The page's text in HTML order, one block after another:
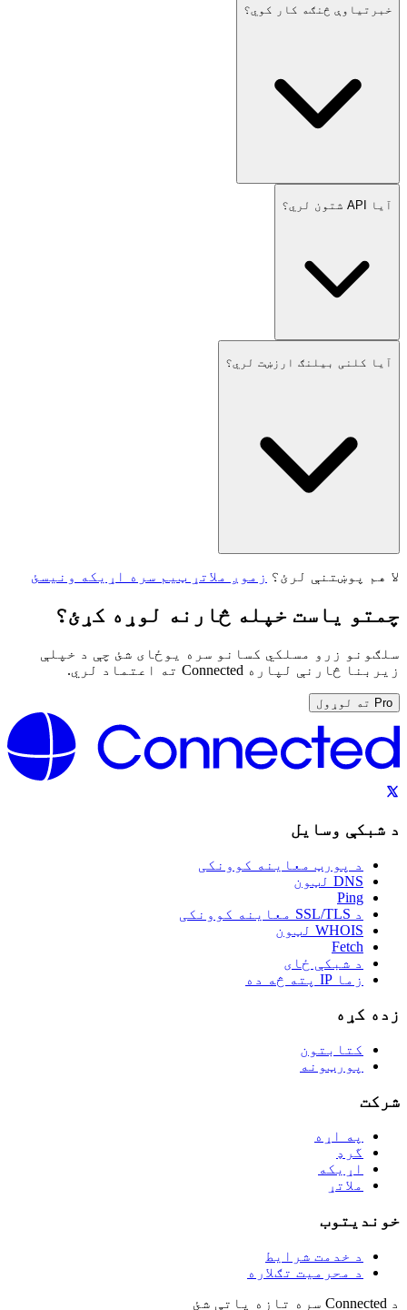
خبرتیاوې څنګه کار کوي؟
آیا API شتون لري؟
آیا کلنی بیلنګ ارزښت لري؟
لا هم پوښتنې لرئ؟ زموږ ملاتړ ټیم سره اړیکه ونیسئ
چمتو یاست خپله څارنه لوړه کړئ؟
سلګونو زرو مسلکي کسانو سره یوځای شئ چې د خپلې
زیربنا څارنې لپاره Connected ته اعتماد لري.
Pro ته لوړول
د شبکې وسایل
د پورټ معاینه کوونکی
DNS لټون
Ping
د SSL/TLS معاینه کوونکی
WHOIS لټون
Fetch
د شبکې ځای
زما IP پته څه ده
زده کړه
کتابتون
پورټونه
شرکت
په اړه
گرډ
اړیکه
ملاتړ
خوندیتوب
د خدمت شرایط
د محرمیت تګلاره
د Connected سره تازه پاتې شئ